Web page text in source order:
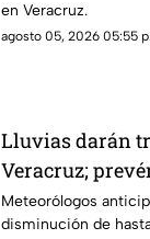
en Veracruz.
agosto 05, 2026 05:55
Lluvias darán
Veracruz;
temperatura en
Meteorólogos
disminución de